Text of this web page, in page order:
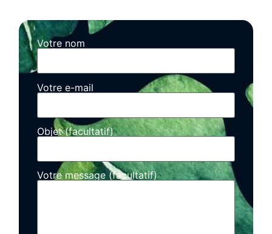
Votre nom
Votre e-mail
Objet (facultatif)
Votre message (facultatif)